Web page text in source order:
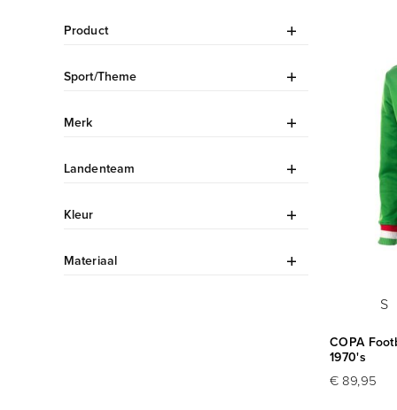
S
COPA
1970's
€ 89,95
Product
Sport/Theme
Merk
Landenteam
Kleur
Materiaal